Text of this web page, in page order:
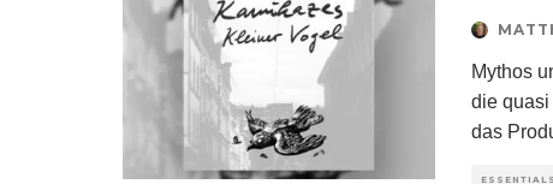
Mythos
die
das
ESSENTIALS